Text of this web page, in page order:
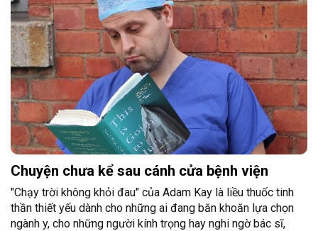
Chuyện chưa kể sau cánh cửa bệnh viện
"Chạy trời không khỏi đau" của Adam Kay là liều thuốc tinh
thần thiết yếu dành cho những ai đang băn khoăn lựa chọn
ngành y, cho những người kính trọng hay nghi ngờ bác sĩ,